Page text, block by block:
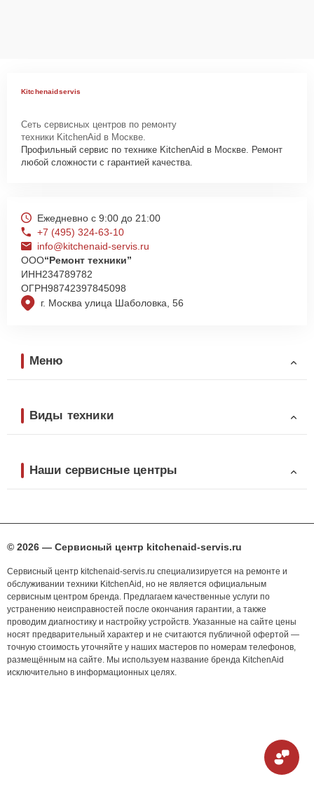
Kitchenaidservis
Сеть сервисных центров по ремонту
техники KitchenAid в Москве.
Профильный сервис по технике KitchenAid в Москве. Ремонт
любой сложности с гарантией качества.
г. Москва улица Шаболовка, 56
Ежедневно с 9:00 до 21:00
+7 (495) 324-63-10
info@kitchenaid-servis.ru
ООО“Ремонт техники”
ИНН234789782
ОГРН98742397845098
Меню
Виды техники
Наши сервисные центры
© 2026 — Сервисный центр kitchenaid-servis.ru
Сервисный центр kitchenaid-servis.ru специализируется на ремонте и
обслуживании техники KitchenAid, но не является официальным
сервисным центром бренда. Предлагаем качественные услуги по
устранению неисправностей после окончания гарантии, а также
проводим диагностику и настройку устройств. Указанные на сайте цены
носят предварительный характер и не считаются публичной офертой —
точную стоимость уточняйте у наших мастеров по номерам телефонов,
размещённым на сайте. Мы используем название бренда KitchenAid
исключительно в информационных целях.